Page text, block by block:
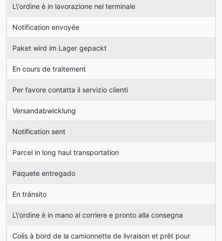
L\'ordine è in lavorazione nel terminale
Notification envoyée
Paket wird im Lager gepackt
En cours de traitement
Per favore contatta il servizio clienti
Versandabwicklung
Notification sent
Parcel in long haul transportation
Paquete entregado
En tránsito
L\'ordine è in mano al corriere e pronto alla consegna
Colis à bord de la camionnette de livraison et prêt pour